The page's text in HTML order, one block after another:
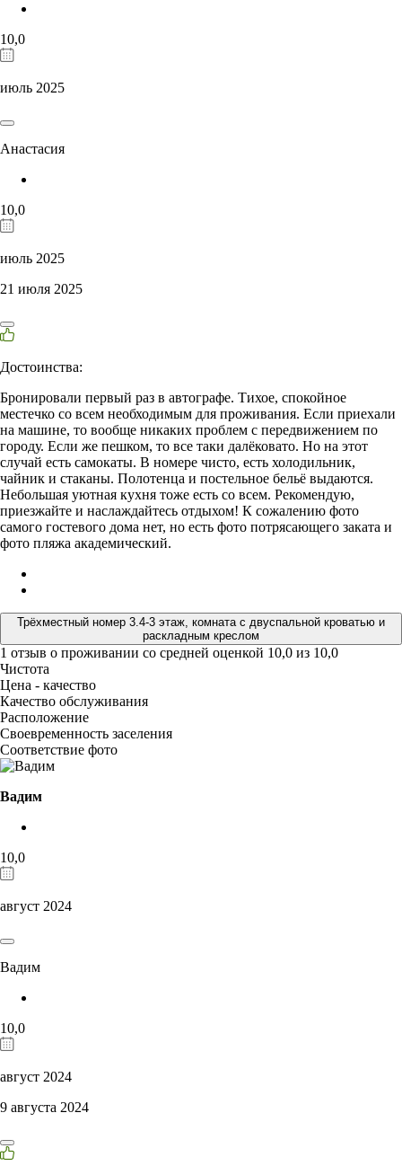
10,0
июль 2025
Анастасия
10,0
июль 2025
21 июля 2025
Достоинства:
Бронировали первый раз в автографе. Тихое, спокойное
местечко со всем необходимым для проживания. Если приехали
на машине, то вообще никаких проблем с передвижением по
городу. Если же пешком, то все таки далёковато. Но на этот
случай есть самокаты. В номере чисто, есть холодильник,
чайник и стаканы. Полотенца и постельное бельё выдаются.
Небольшая уютная кухня тоже есть со всем. Рекомендую,
приезжайте и наслаждайтесь отдыхом! К сожалению фото
самого гостевого дома нет, но есть фото потрясающего заката и
фото пляжа академический.
Трёхместный номер 3.4-3 этаж, комната с двуспальной кроватью и
раскладным креслом
1 отзыв о проживании со средней оценкой 10,0 из 10,0
Чистота
Цена - качество
Качество обслуживания
Расположение
Своевременность заселения
Соответствие фото
Вадим
10,0
август 2024
Вадим
10,0
август 2024
9 августа 2024